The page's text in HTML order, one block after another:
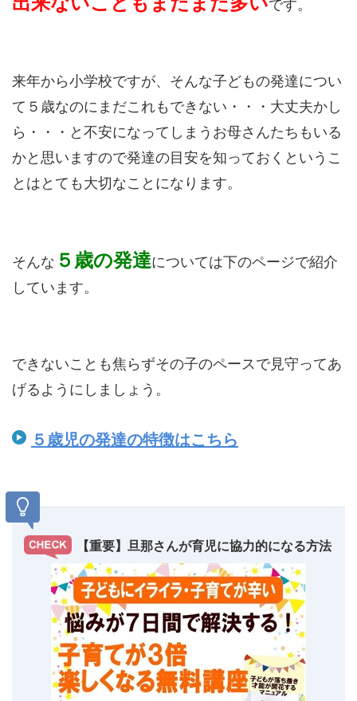
です。
来年から小学校ですが、そんな子どもの発達につい
て５歳なのにまだこれもできない・・・大丈夫かし
ら・・・と不安になってしまうお母さんたちもいる
かと思いますので発達の目安を知っておくというこ
とはとても大切なことになります。
そんな ５歳の発達については下のページで紹介
しています。
できないことも焦らずその子のペースで見守ってあ
げるようにしましょう。
５歳児の発達の特徴はこちら
【重要】旦那さんが育児に協力的になる方法